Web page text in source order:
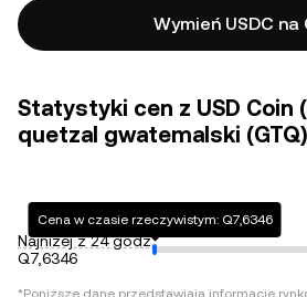
Wymień USDC na
Statystyki cen z USD Coin
quetzal gwatemalski (GTQ)
Najniżej z 24 godz.
Q7,6346
Cena w czasie rzeczywistym: Q7,6346
*Poniższe dane przedstawiają informacje